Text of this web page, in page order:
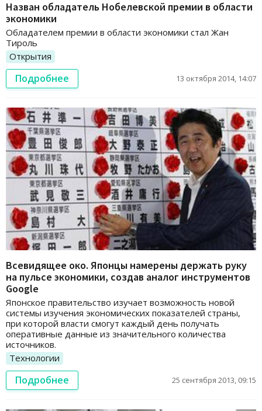
Назван обладатель Нобелевской премии в области
экономики
Обладателем премии в области экономики стал Жан
Тироль
Открытия
Подробнее 13 октября 2014, 14:07
Всевидящее око. Японцы намерены держать руку
на пульсе экономики, создав аналог инструментов
Google
Японское правительство изучает возможность новой
системы изучения экономических показателей страны,
при которой власти смогут каждый день получать
оперативные данные из значительного количества
источников.
Технологии
Подробнее 25 сентября 2013, 09:15